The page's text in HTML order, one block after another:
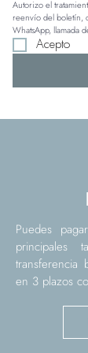
Autorizo el
reenvío del boletín,
WhatsApp, llamada
Acepto
Puedes
principales
transferencia
en 3 plazos